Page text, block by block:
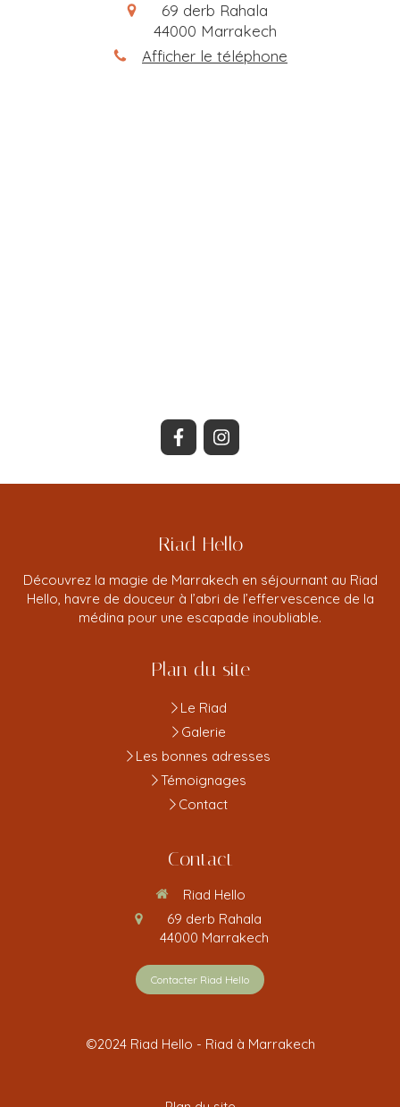
69 derb Rahala
44000 Marrakech
Afficher le téléphone
Riad Hello
Découvrez la magie de Marrakech en séjournant au Riad
Hello, havre de douceur à l’abri de l’effervescence de la
médina pour une escapade inoubliable.
Plan du site
Le Riad
Galerie
Les bonnes adresses
Témoignages
Contact
Contact
Riad Hello
69 derb Rahala
44000 Marrakech
Contacter Riad Hello
©2024 Riad Hello - Riad à Marrakech